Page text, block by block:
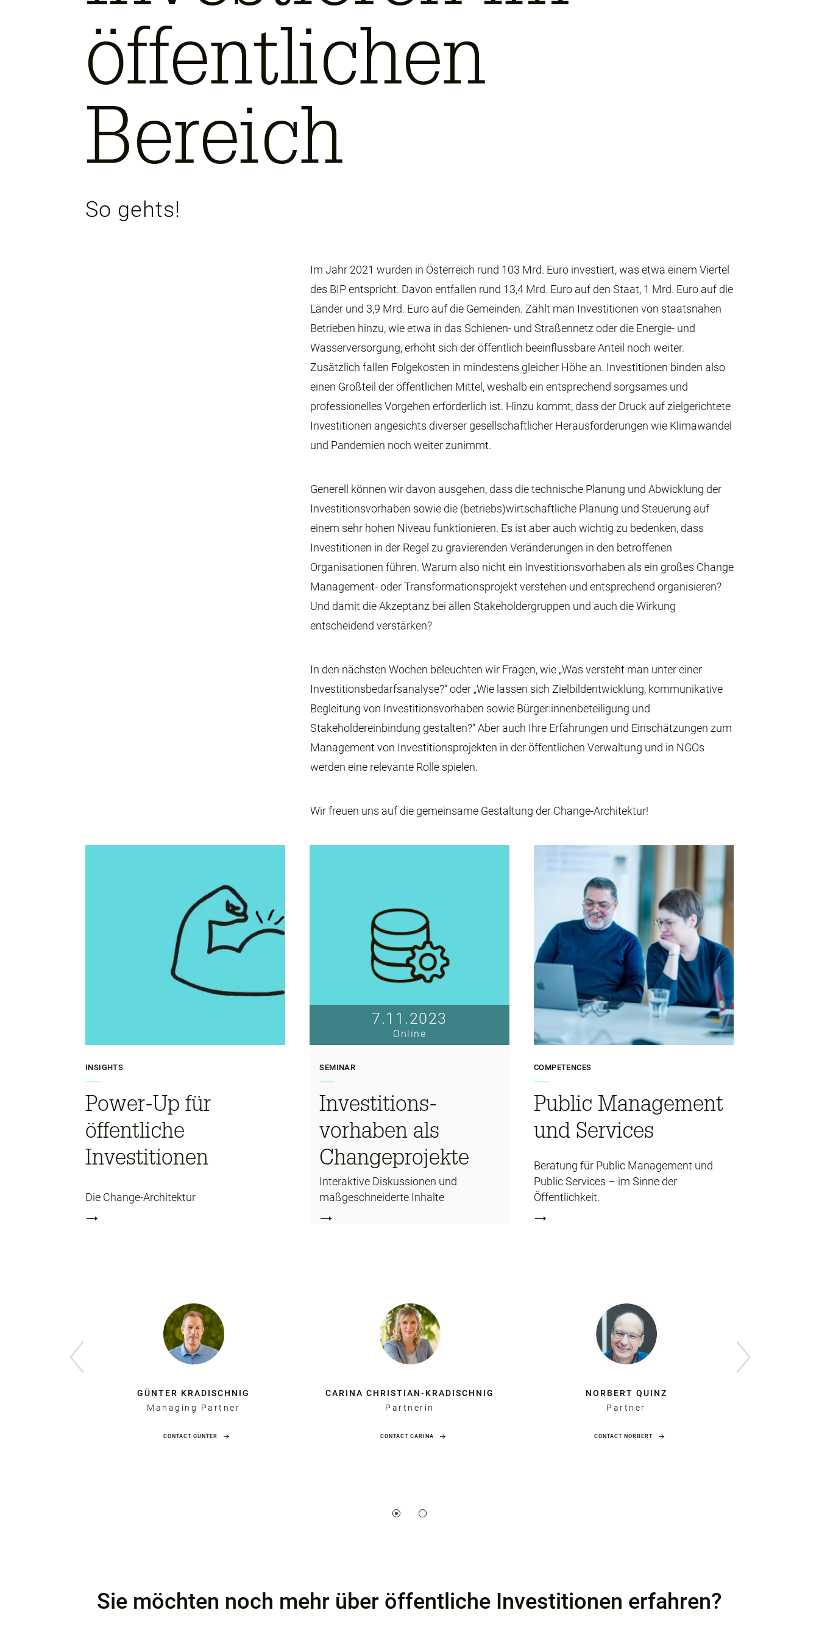
öffentlichen
Bereich
So gehts!
Im Jahr 2021 wurden in Österreich rund 103 Mrd. Euro investiert, was etwa einem Viertel
des BIP entspricht. Davon entfallen rund 13,4 Mrd. Euro auf den Staat, 1 Mrd. Euro auf die
Länder und 3,9 Mrd. Euro auf die Gemeinden. Zählt man Investitionen von staatsnahen
Betrieben hinzu, wie etwa in das Schienen- und Straßennetz oder die Energie- und
Wasserversorgung, erhöht sich der öffentlich beeinflussbare Anteil noch weiter.
Zusätzlich fallen Folgekosten in mindestens gleicher Höhe an. Investitionen binden also
einen Großteil der öffentlichen Mittel, weshalb ein entsprechend sorgsames und
professionelles Vorgehen erforderlich ist. Hinzu kommt, dass der Druck auf zielgerichtete
Investitionen angesichts diverser gesellschaftlicher Herausforderungen wie Klimawandel
und Pandemien noch weiter zunimmt.
Generell können wir davon ausgehen, dass die technische Planung und Abwicklung der
Investitionsvorhaben sowie die (betriebs)wirtschaftliche Planung und Steuerung auf
einem sehr hohen Niveau funktionieren. Es ist aber auch wichtig zu bedenken, dass
Investitionen in der Regel zu gravierenden Veränderungen in den betroffenen
Organisationen führen. Warum also nicht ein Investitionsvorhaben als ein großes Change
Management- oder Transformationsprojekt verstehen und entsprechend organisieren?
Und damit die Akzeptanz bei allen Stakeholdergruppen und auch die Wirkung
entscheidend verstärken?
In den nächsten Wochen beleuchten wir Fragen, wie „Was versteht man unter einer
Investitionsbedarfsanalyse?“ oder „Wie lassen sich Zielbildentwicklung, kommunikative
Begleitung von Investitionsvorhaben sowie Bürger:innenbeteiligung und
Stakeholdereinbindung gestalten?“ Aber auch Ihre Erfahrungen und Einschätzungen zum
Management von Investitionsprojekten in der öffentlichen Verwaltung und in NGOs
werden eine relevante Rolle spielen.
Wir freuen uns auf die gemeinsame Gestaltung der Change-Architektur!
INSIGHTS
Power-Up für
öffentliche
Investitionen
Die Change-Architektur
7.11.2023
Online
SEMINAR
Investitions-
vorhaben als
Changeprojekte
Interaktive Diskussionen und
maßgeschneiderte Inhalte
COMPETENCES
Public Management
und Services
Beratung für Public Management und
Public Services – im Sinne der
Öffentlichkeit.
GÜNTER KRADISCHNIG
Managing Partner
CONTACT GÜNTER
CARINA CHRISTIAN-KRADISCHNIG
Partnerin
CONTACT CARINA
NORBERT QUINZ
Partner
CONTACT NORBERT
Sie möchten noch mehr über öffentliche Investitionen erfahren?